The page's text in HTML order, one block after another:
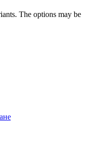
The options may be